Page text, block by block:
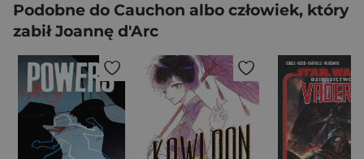
Podobne do Cauchon albo człowiek, który
zabił Joannę d'Arc